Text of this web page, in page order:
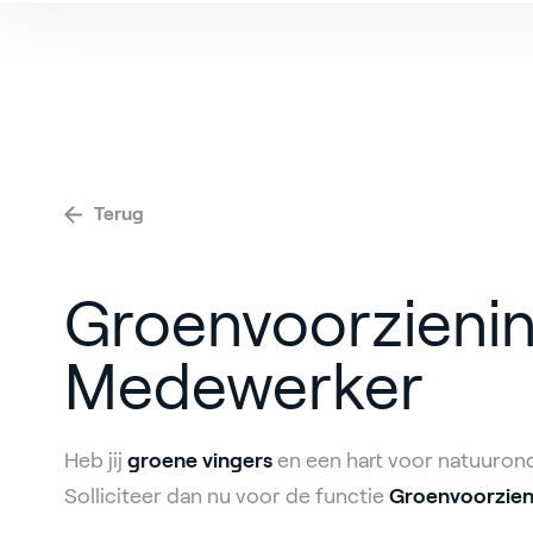
Terug
Medewerker
Heb jij groene vingers en een hart voor
Solliciteer dan nu voor de functie